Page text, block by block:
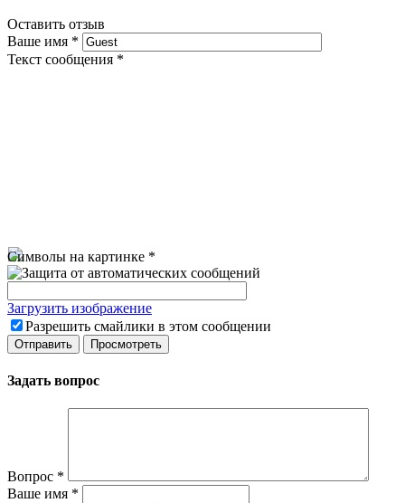
Оставить отзыв
Ваше имя *
Текст сообщения *
Символы на картинке *
Загрузить изображение
Разрешить смайлики в этом сообщении
Задать вопрос
Вопрос *
Ваше имя *